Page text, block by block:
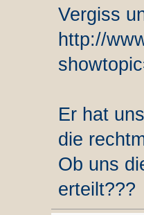
Vergiss
http://
Er hat
die
Ob uns
erteilt???